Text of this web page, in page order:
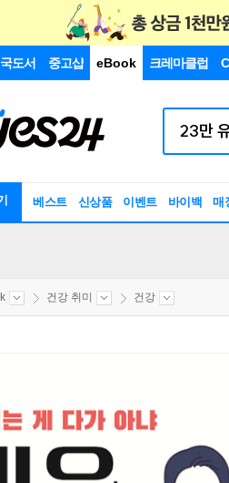
도서 중고샵 eBook 크레마클럽
베스트 신상품 이벤트 바이백 매
건강 취미 건강